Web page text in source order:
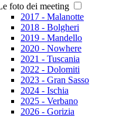
foto dei meeting
2017 - Malanotte
2018 - Bolgheri
2019 - Mandello
2020 - Nowhere
2021 - Tuscania
2022 - Dolomiti
2023 - Gran Sasso
2024 - Ischia
2025 - Verbano
2026 - Gorizia